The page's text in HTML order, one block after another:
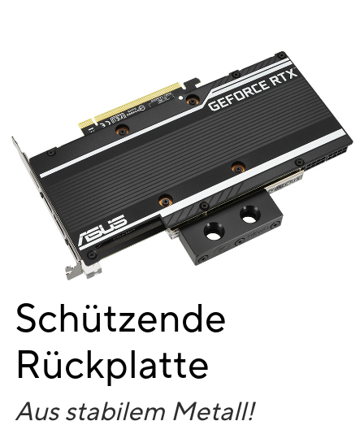
Schützende
Rückplatte
Aus stabilem Metall!